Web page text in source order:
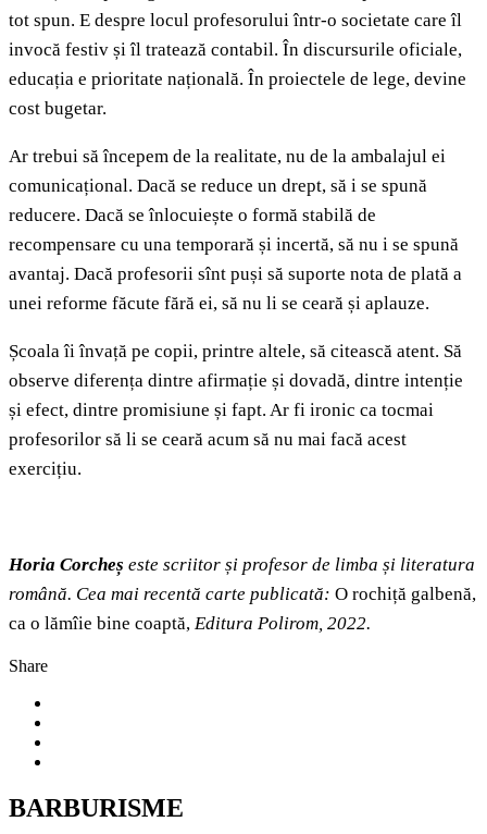
tot spun. E despre locul profesorului într-o societate care îl
invocă festiv și îl tratează contabil. În discursurile oficiale,
educația e prioritate națională. În proiectele de lege, devine
cost bugetar.
Ar trebui să începem de la realitate, nu de la ambalajul ei
comunicațional. Dacă se reduce un drept, să i se spună
reducere. Dacă se înlocuiește o formă stabilă de
recompensare cu una temporară și incertă, să nu i se spună
avantaj. Dacă profesorii sînt puși să suporte nota de plată a
unei reforme făcute fără ei, să nu li se ceară și aplauze.
Școala îi învață pe copii, printre altele, să citească atent. Să
observe diferența dintre afirmație și dovadă, dintre intenție
și efect, dintre promisiune și fapt. Ar fi ironic ca tocmai
profesorilor să li se ceară acum să nu mai facă acest
exercițiu.
Horia Corcheș este scriitor și profesor de limba și literatura
română. Cea mai recentă carte publicată: O rochiță galbenă,
ca o lămîie bine coaptă, Editura Polirom, 2022.
Share
BARBURISME